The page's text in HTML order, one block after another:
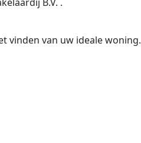
vinden van uw ideale woning.